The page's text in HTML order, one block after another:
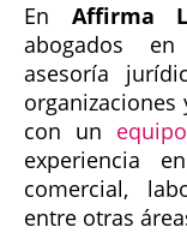
En Affirma
abogados
asesoría
organizaciones
con un
experiencia
comercial,
entre otras